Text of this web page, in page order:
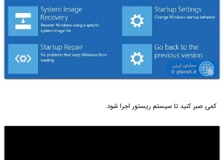
کمی صبر کنید تا سیستم ریستور اجرا شود.